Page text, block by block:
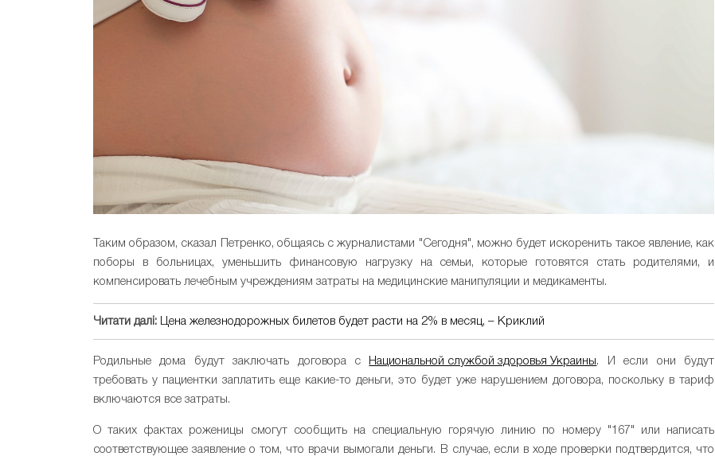
Таким образом, сказал Петренко, общаясь с журналистами "Сегодня", можно будет искоренить такое явление, как
поборы в больницах, уменьшить финансовую нагрузку на семьи, которые готовятся стать родителями, и
компенсировать лечебным учреждениям затраты на медицинские манипуляции и медикаменты.
Читати далі: Цена железнодорожных билетов будет расти на 2% в месяц, – Криклий
Родильные дома будут заключать договора с Национальной службой здоровья Украины. И если они будут
требовать у пациентки заплатить еще какие-то деньги, это будет уже нарушением договора, поскольку в тариф
включаются все затраты.
О таких фактах роженицы смогут сообщить на специальную горячую линию по номеру "167" или написать
соответствующее заявление о том, что врачи вымогали деньги. В случае, если в ходе проверки подтвердится, что